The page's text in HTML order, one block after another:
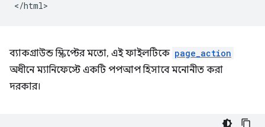
ব্যাকগ্রাউন্ড স্ক্রিপ্টের মতো, এই ফাইলটিকে page_action
অধীনে ম্যানিফেস্টে একটি পপআপ হিসাবে মনোনীত করা
দরকার।